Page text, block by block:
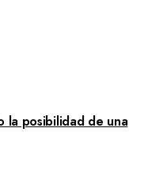
la posibilidad de una